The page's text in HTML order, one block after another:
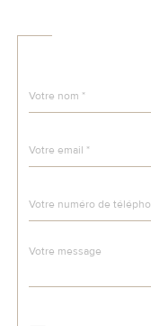
par
*
*
*
Fieldset
Message